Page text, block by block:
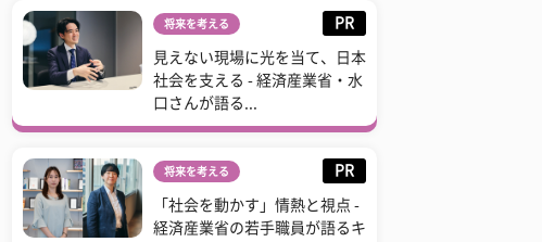
将来を考える PR
見えない現場に光を当て、日本
社会を支える - 経済産業省・水
口さんが語る...
将来を考える PR
「社会を動かす」情熱と視点 -
経済産業省の若手職員が語るキ